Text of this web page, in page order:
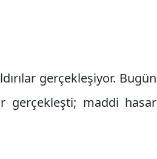
gerçekleşiyor. Bugün
gerçekleşti; maddi hasar